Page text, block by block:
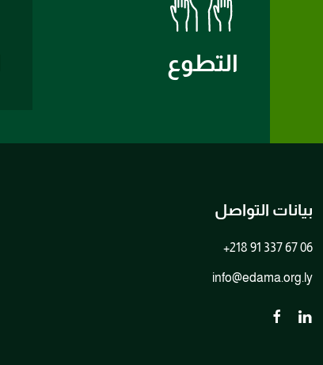
التطوع
بيانات التواصل
+218 91 337 67 06
info@edama.org.ly